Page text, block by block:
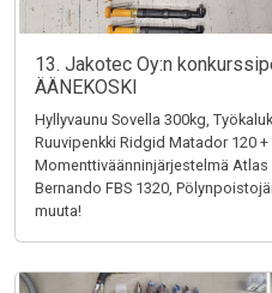
13. Jakotec Oy:n
ÄÄNEKOSKI
Hyllyvaunu Sovella 300kg,
Ruuvipenkki Ridgid Matador 120
Momenttiväänninjärjestelmä Atlas
Bernando FBS 1320,
muuta!